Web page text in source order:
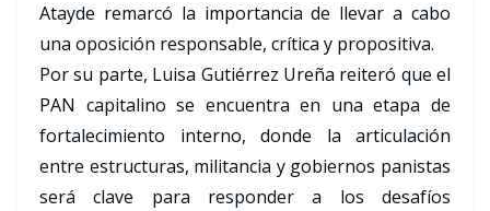
Atayde remarcó la importancia de llevar a cabo
una oposición responsable, crítica y propositiva.
Por su parte, Luisa Gutiérrez Ureña reiteró que el
PAN capitalino se encuentra en una etapa de
fortalecimiento interno, donde la articulación
entre estructuras, militancia y gobiernos panistas
será clave para responder a los desafíos